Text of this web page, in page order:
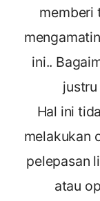
memberi
ini..
Hal ini
melakukan
pelepasan
atau